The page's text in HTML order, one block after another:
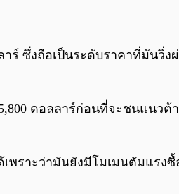
ร์ ซึ่งถือเป็นระดับราคาที่มันวิ่ง
ดอลลาร์ก่อนที่จะชนแนวต้า
พราะว่ามันยังมีโมเมนตัมแรงซื้